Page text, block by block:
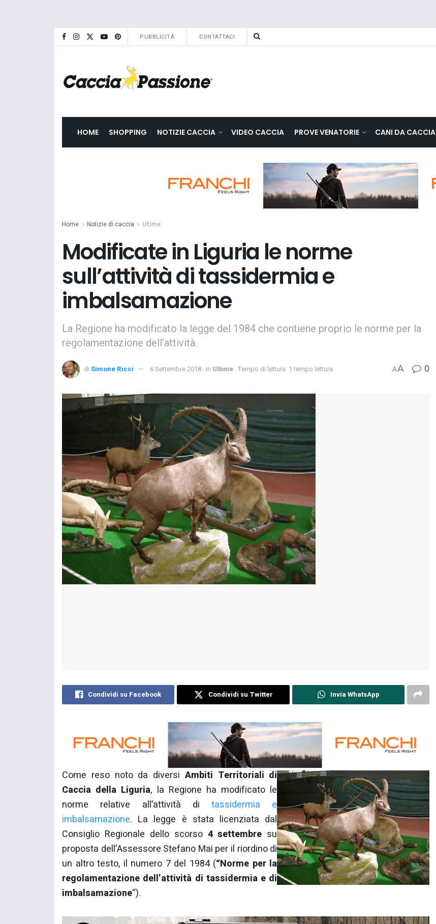
PUBBLICITÀ CONTATTACI
HOME SHOPPING NOTIZIE CACCIA VIDEO CACCIA PROVE VENATORIE CANI DA CACCIA
Home Notizie di caccia Ultime
Modificate in Liguria le norme
sull’attività di tassidermia e
imbalsamazione
La Regione ha modificato la legge del 1984 che contiene proprio le norme per la
regolamentazione dell’attività.
di Simone Ricci 6 Settembre 2018 in Ultime Tempo di lettura: 1 tempo lettura AA 0
Condividi su Facebook Condividi su Twitter Invia WhatsApp
Come reso noto da diversiAmbiti Territoriali di
Caccia della Liguria, la Regione ha modificato le
norme relative all’attività ditassidermia e
imbalsamazione. La legge è stata licenziata dal
Consiglio Regionale dello scorso 4 settembre su
proposta dell’Assessore Stefano Mai per il riordino di
un altro testo, il numero 7 del 1984 (“Norme per la
regolamentazione dell’attività di tassidermia e di
imbalsamazione“).